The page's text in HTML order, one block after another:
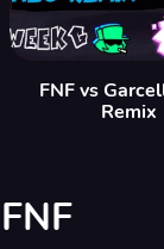
FNF vs
Remix